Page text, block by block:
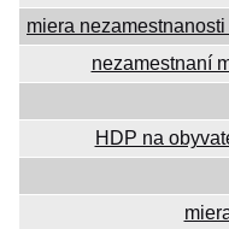
miera
nezamestnaní
HDP na